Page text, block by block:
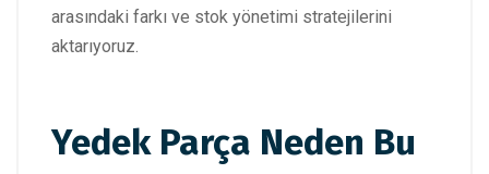
arasındaki farkı ve stok yönetimi stratejilerini
aktarıyoruz.
Yedek Parça Neden Bu